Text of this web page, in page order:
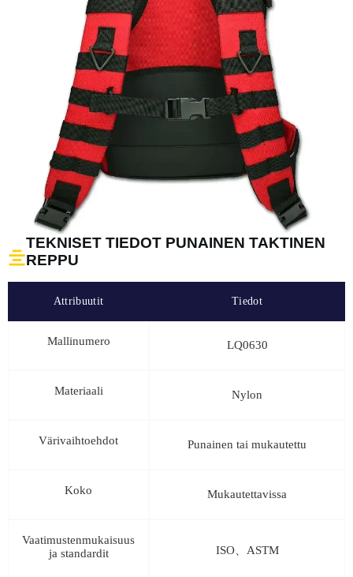
TEKNISET TIEDOT PUNAINEN TAKTINEN
REPPU
Attribuutit Tiedot
Mallinumero LQ0630
Materiaali Nylon
Värivaihtoehdot Punainen tai mukautettu
Koko Mukautettavissa
Vaatimustenmukaisuus
ja standardit
ISO、ASTM